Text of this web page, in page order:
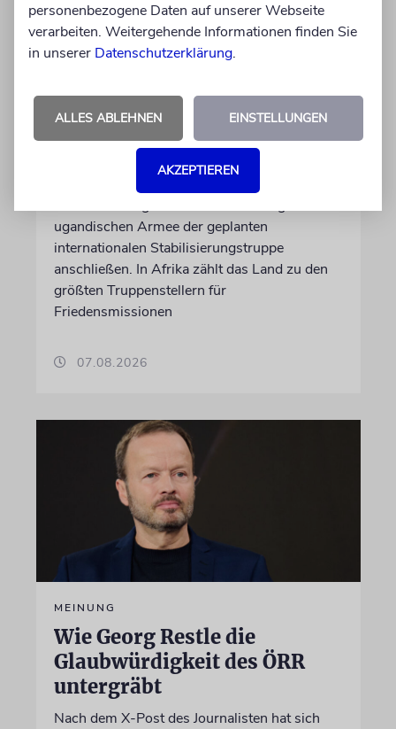
NAHOST
Ugandas Parlament billigt
Truppenentsendung nach
ugandischen Armee der geplanten
internationalen Stabilisierungstruppe
anschließen. In Afrika zählt das Land zu den
größten Truppenstellern für
Friedensmissionen
07.08.2026
MEINUNG
Wie Georg Restle die
Glaubwürdigkeit des ÖRR
untergräbt
Nach dem X-Post des Journalisten hat sich
personenbezogene Daten auf unserer Webseite
verarbeiten. Weitergehende Informationen finden Sie
in unserer Datenschutzerklärung.
ALLES ABLEHNEN EINSTELLUNGEN
AKZEPTIEREN